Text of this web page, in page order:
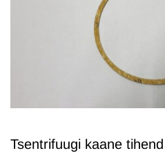
Tsentrifuugi kaane